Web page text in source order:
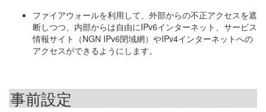
ファイアウォールを利用して、外部からの不正アクセスを遮
断しつつ、内部からは自由にIPv6インターネット、サービス
情報サイト（NGN IPv6閉域網）やIPv4インターネットへの
アクセスができるようにします。
事前設定